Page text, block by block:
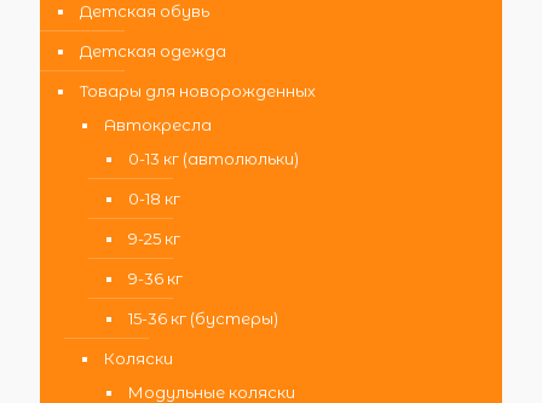
Детская обувь
Детская одежда
Товары для новорожденных
Автокресла
0-13 кг (автолюльки)
0-18 кг
9-25 кг
9-36 кг
15-36 кг (бустеры)
Коляски
Модульные коляски